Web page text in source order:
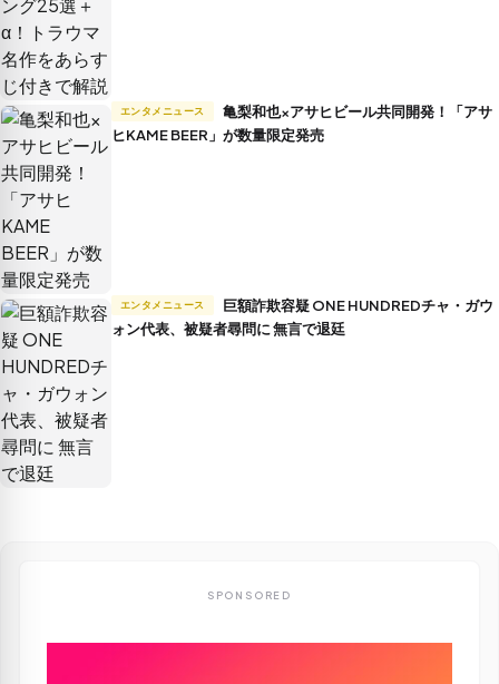
エンタメニュース
ヒKAME BEER」が数量限定発売
エンタメニュース
ォン代表、被疑者尋問に 無言で退廷
SPONSORED